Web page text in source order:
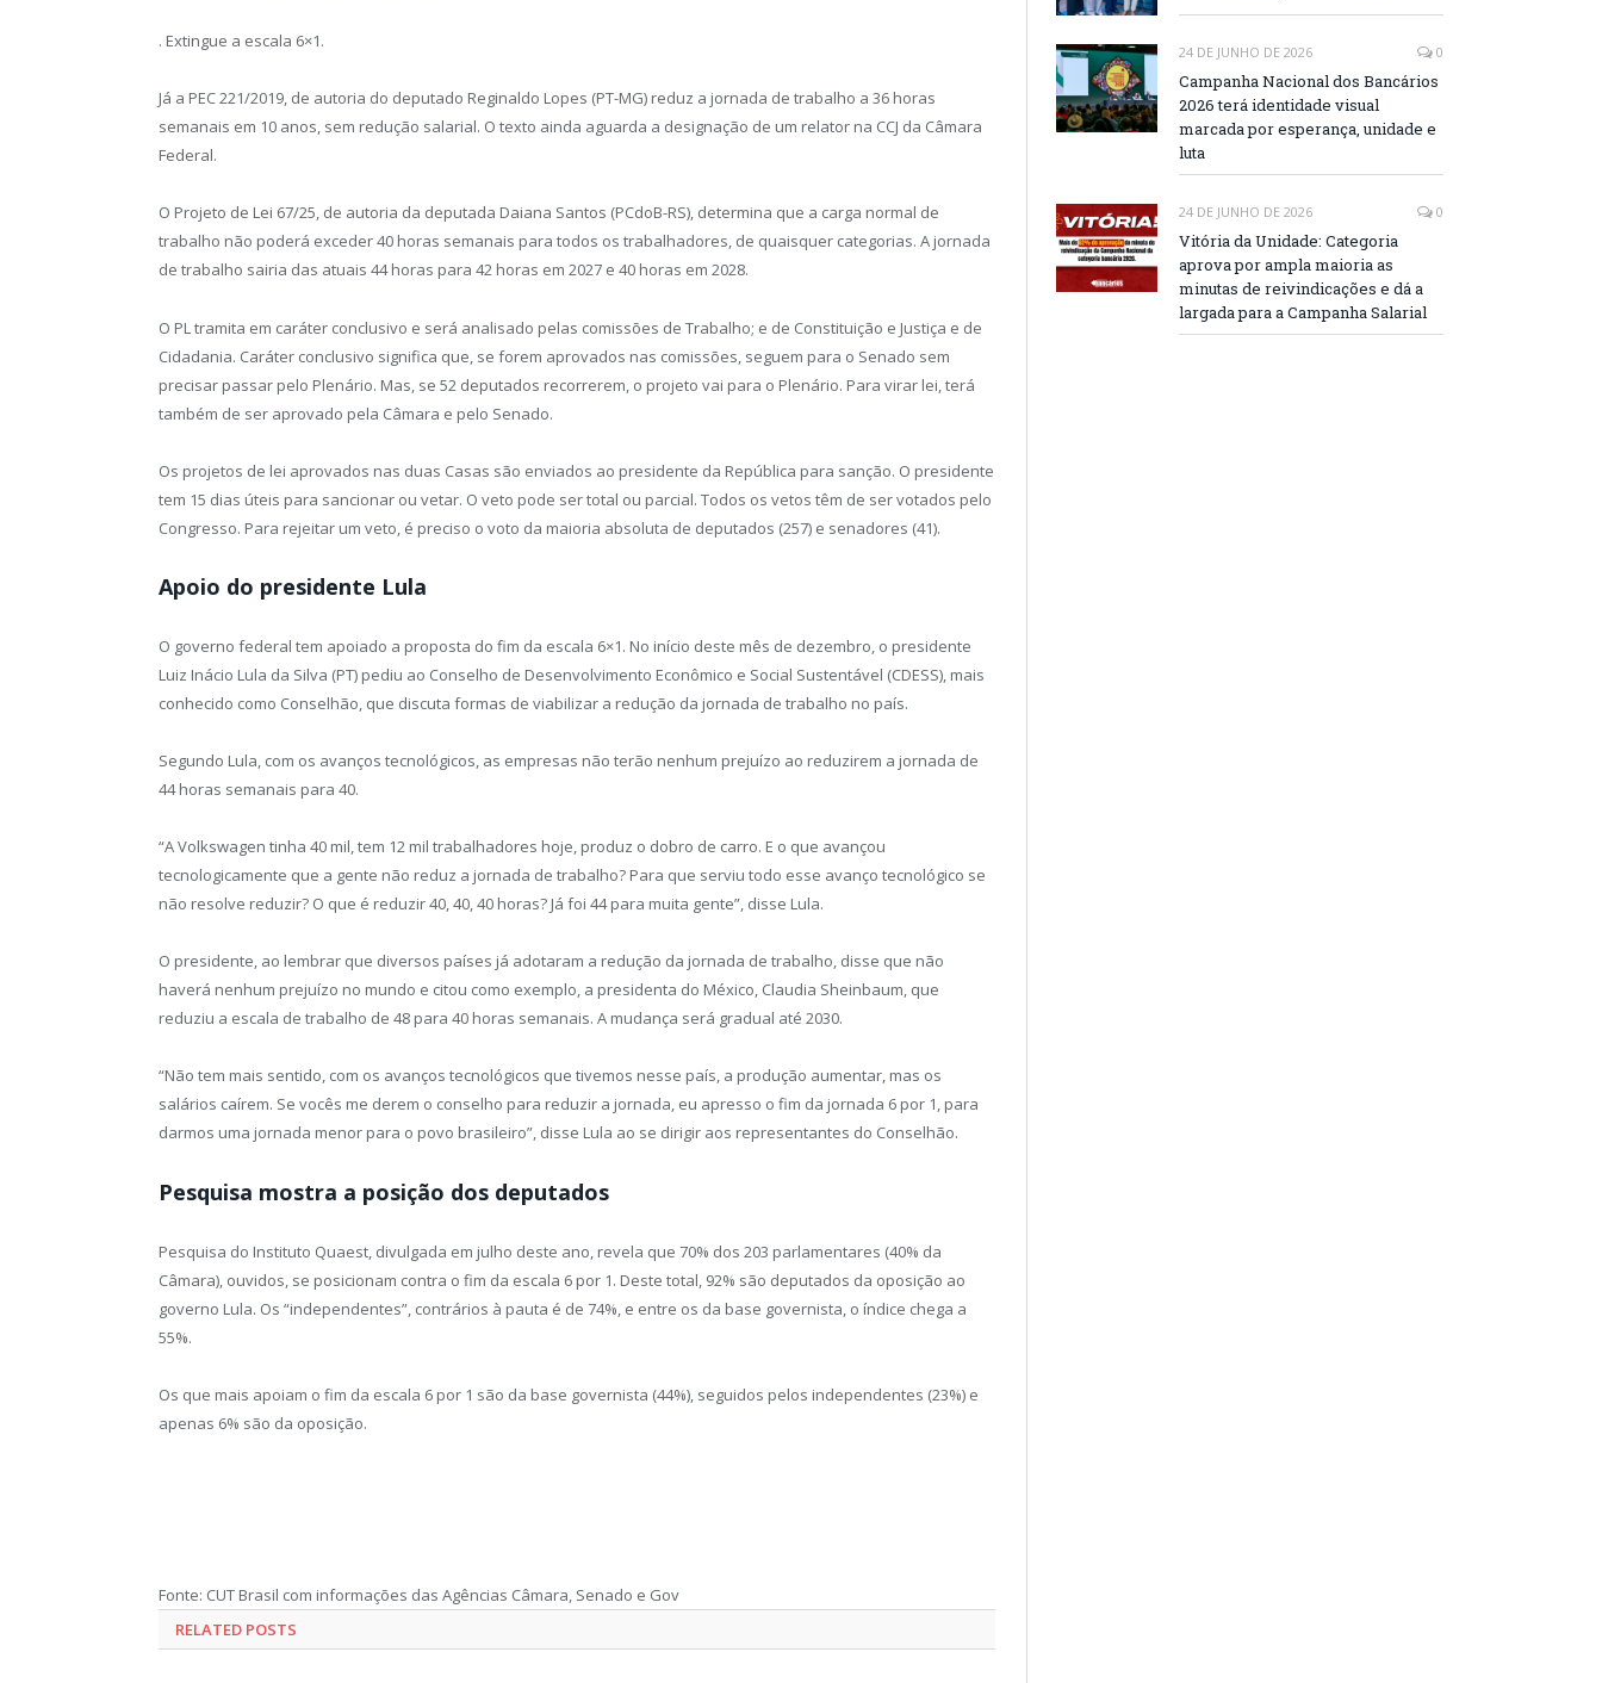
. Extingue a escala 6×1.
Já a PEC 221/2019, de autoria do deputado Reginaldo Lopes (PT-MG) reduz a jornada de trabalho a 36 horas
semanais em 10 anos, sem redução salarial. O texto ainda aguarda a designação de um relator na CCJ da Câmara
Federal.
O Projeto de Lei 67/25, de autoria da deputada Daiana Santos (PCdoB-RS), determina que a carga normal de
trabalho não poderá exceder 40 horas semanais para todos os trabalhadores, de quaisquer categorias. A jornada
de trabalho sairia das atuais 44 horas para 42 horas em 2027 e 40 horas em 2028.
O PL tramita em caráter conclusivo e será analisado pelas comissões de Trabalho; e de Constituição e Justiça e de
Cidadania. Caráter conclusivo significa que, se forem aprovados nas comissões, seguem para o Senado sem
precisar passar pelo Plenário. Mas, se 52 deputados recorrerem, o projeto vai para o Plenário. Para virar lei, terá
também de ser aprovado pela Câmara e pelo Senado.
Os projetos de lei aprovados nas duas Casas são enviados ao presidente da República para sanção. O presidente
tem 15 dias úteis para sancionar ou vetar. O veto pode ser total ou parcial. Todos os vetos têm de ser votados pelo
Congresso. Para rejeitar um veto, é preciso o voto da maioria absoluta de deputados (257) e senadores (41).
Apoio do presidente Lula
O governo federal tem apoiado a proposta do fim da escala 6×1. No início deste mês de dezembro, o presidente
Luiz Inácio Lula da Silva (PT) pediu ao Conselho de Desenvolvimento Econômico e Social Sustentável (CDESS), mais
conhecido como Conselhão, que discuta formas de viabilizar a redução da jornada de trabalho no país.
Segundo Lula, com os avanços tecnológicos, as empresas não terão nenhum prejuízo ao reduzirem a jornada de
44 horas semanais para 40.
“A Volkswagen tinha 40 mil, tem 12 mil trabalhadores hoje, produz o dobro de carro. E o que avançou
tecnologicamente que a gente não reduz a jornada de trabalho? Para que serviu todo esse avanço tecnológico se
não resolve reduzir? O que é reduzir 40, 40, 40 horas? Já foi 44 para muita gente”, disse Lula.
O presidente, ao lembrar que diversos países já adotaram a redução da jornada de trabalho, disse que não
haverá nenhum prejuízo no mundo e citou como exemplo, a presidenta do México, Claudia Sheinbaum, que
reduziu a escala de trabalho de 48 para 40 horas semanais. A mudança será gradual até 2030.
“Não tem mais sentido, com os avanços tecnológicos que tivemos nesse país, a produção aumentar, mas os
salários caírem. Se vocês me derem o conselho para reduzir a jornada, eu apresso o fim da jornada 6 por 1, para
darmos uma jornada menor para o povo brasileiro”, disse Lula ao se dirigir aos representantes do Conselhão.
Pesquisa mostra a posição dos deputados
Pesquisa do Instituto Quaest, divulgada em julho deste ano, revela que 70% dos 203 parlamentares (40% da
Câmara), ouvidos, se posicionam contra o fim da escala 6 por 1. Deste total, 92% são deputados da oposição ao
governo Lula. Os “independentes”, contrários à pauta é de 74%, e entre os da base governista, o índice chega a
55%.
Os que mais apoiam o fim da escala 6 por 1 são da base governista (44%), seguidos pelos independentes (23%) e
apenas 6% são da oposição.
Fonte: CUT Brasil com informações das Agências Câmara, Senado e Gov
RELATED POSTS
24 DE JUNHO DE 2026 0
Campanha Nacional dos Bancários
2026 terá identidade visual
marcada por esperança, unidade e
luta
24 DE JUNHO DE 2026 0
Vitória da Unidade: Categoria
aprova por ampla maioria as
minutas de reivindicações e dá a
largada para a Campanha Salarial